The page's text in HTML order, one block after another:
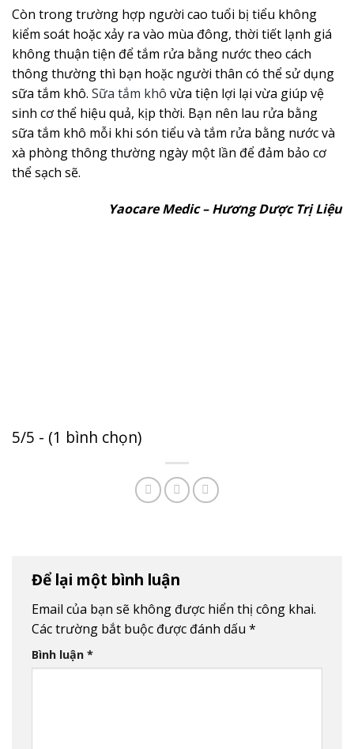
Còn trong trường hợp người cao tuổi bị tiểu không
kiểm soát hoặc xảy ra vào mùa đông, thời tiết lạnh giá
không thuận tiện để tắm rửa bằng nước theo cách
thông thường thì bạn hoặc người thân có thể sử dụng
sữa tắm khô. Sữa tắm khô vừa tiện lợi lại vừa giúp vệ
sinh cơ thể hiệu quả, kịp thời. Bạn nên lau rửa bằng
sữa tắm khô mỗi khi són tiểu và tắm rửa bằng nước và
xà phòng thông thường ngày một lần để đảm bảo cơ
thể sạch sẽ.
Yaocare Medic – Hương Dược Trị Liệu
5/5 - (1 bình chọn)
Để lại một bình luận
Email của bạn sẽ không được hiển thị công khai.
Các trường bắt buộc được đánh dấu *
Bình luận *